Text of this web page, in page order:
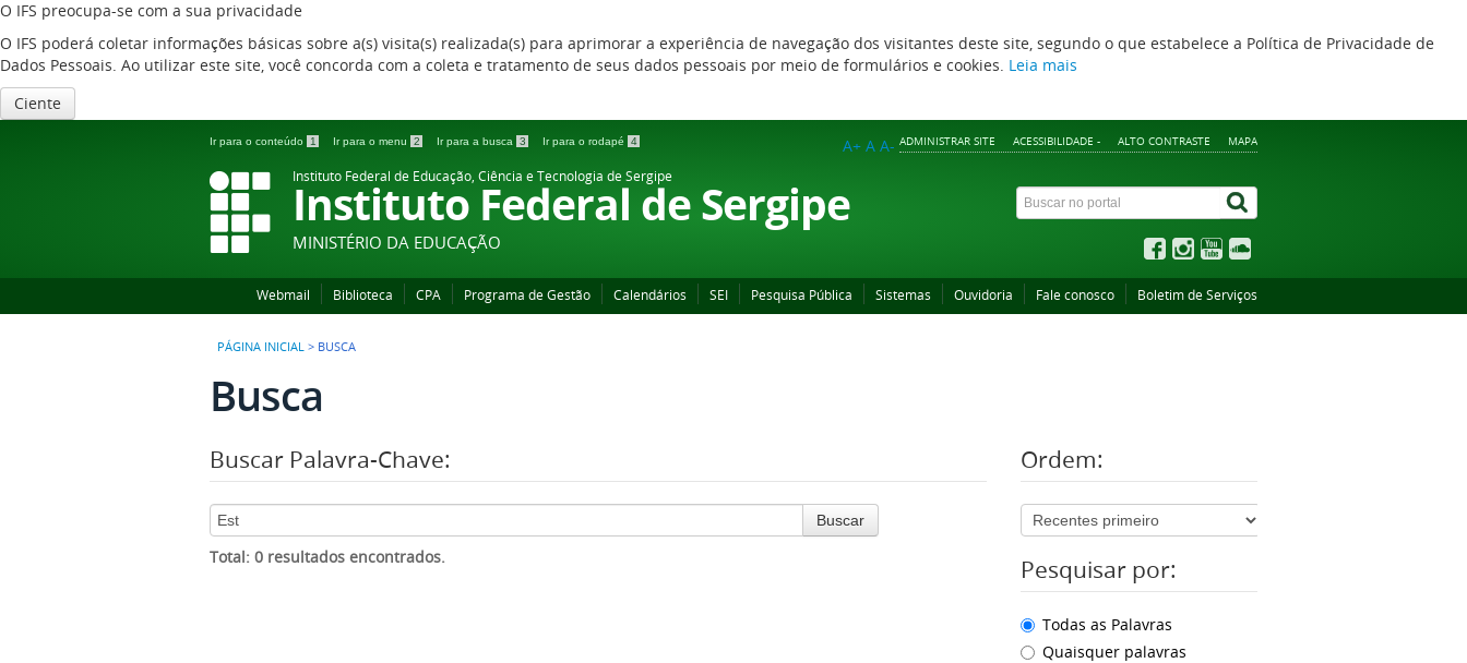
O IFS preocupa-se com a sua privacidade
O IFS poderá coletar informações básicas sobre a(s) visita(s) realizada(s) para aprimorar a experiência de navegação dos visitantes deste site, segundo o que estabelece a Política de Privacidade de
Dados Pessoais. Ao utilizar este site, você concorda com a coleta e tratamento de seus dados pessoais por meio de formulários e cookies. Leia mais
Ciente
Ir para o conteúdo 1 Ir para o menu 2 Ir para a busca 3 Ir para o rodapé 4 ADMINISTRAR SITE ACESSIBILIDADE - ALTO CONTRASTE MAPA
A+ A A-
Instituto Federal de Educação, Ciência e Tecnologia de Sergipe
Instituto Federal de Sergipe
MINISTÉRIO DA EDUCAÇÃO
Webmail Biblioteca CPA Programa de Gestão Calendários SEI Pesquisa Pública Sistemas Ouvidoria Fale conosco Boletim de Serviços
PÁGINA INICIAL > BUSCA
Busca
Buscar Palavra-Chave:
Buscar
Total: 0 resultados encontrados.
Ordem:
Pesquisar por:
Todas as Palavras
Quaisquer palavras